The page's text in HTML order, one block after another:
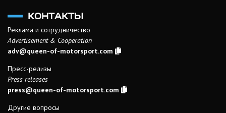
КОНТАКТЫ
Реклама и сотрудничество
Advertisement & Cooperation
adv@queen-of-motorsport.com
Пресс-релизы
Press releases
press@queen-of-motorsport.com
Другие вопросы